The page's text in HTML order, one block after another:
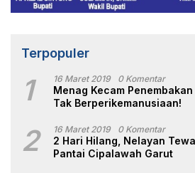
Terpopuler
1 16 Maret 2019 0 Komentar
Menag Kecam
Tak Berperikemanusiaan!
2 16 Maret 2019 0 Komentar
2 Hari Hilang, Nelayan
Pantai Cipalawah Garut